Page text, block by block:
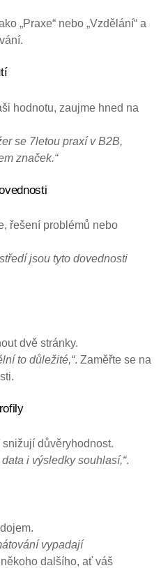
„Praxe“ nebo „Vzdělání“ a
hodnotu, zaujme hned na
se 7letou praxí v B2B,
značek.“
řešení problémů nebo
jsou tyto dovednosti
dvě stránky.
to důležité,“. Zaměřte se na
důvěryhodnost.
i výsledky souhlasí,“.
vypadají
dalšího, ať váš